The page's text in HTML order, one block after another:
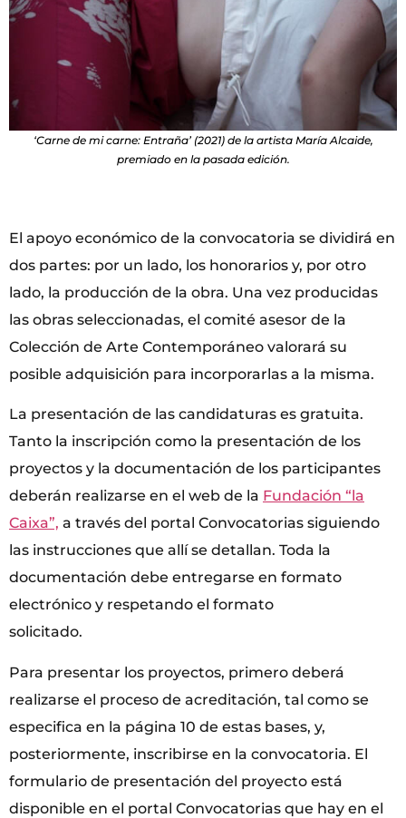
‘Carne de mi carne: Entraña’ (2021) de la artista María Alcaide,
premiado en la pasada edición.
El apoyo económico de la convocatoria se dividirá en
dos partes: por un lado, los honorarios y, por otro
lado, la producción de la obra. Una vez producidas
las obras seleccionadas, el comité asesor de la
Colección de Arte Contemporáneo valorará su
posible adquisición para incorporarlas a la misma.
La presentación de las candidaturas es gratuita.
Tanto la inscripción como la presentación de los
proyectos y la documentación de los participantes
deberán realizarse en el web de la Fundación “la
Caixa”, a través del portal Convocatorias siguiendo
las instrucciones que allí se detallan. Toda la
documentación debe entregarse en formato
electrónico y respetando el formato
solicitado.
Para presentar los proyectos, primero deberá
realizarse el proceso de acreditación, tal como se
especifica en la página 10 de estas bases, y,
posteriormente, inscribirse en la convocatoria. El
formulario de presentación del proyecto está
disponible en el portal Convocatorias que hay en el